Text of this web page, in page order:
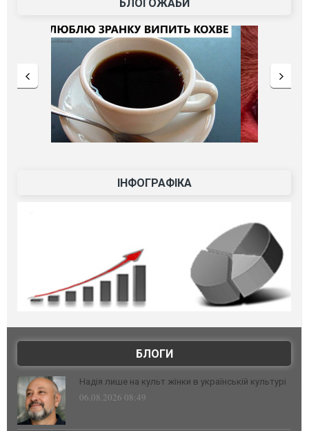
БЛОГОЖАБИ
ІНФОГРАФІКА
БЛОГИ
Надія лише на культ жінки в українській культурі
06.08.2026 08:49